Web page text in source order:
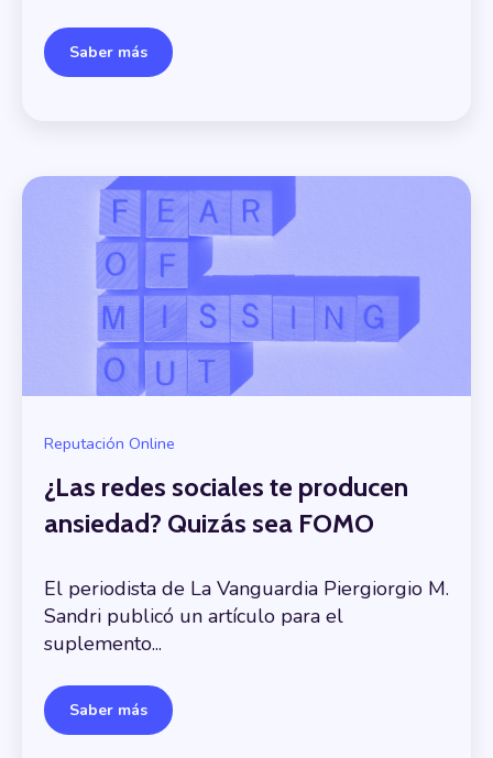
Saber más
Reputación Online
¿Las redes sociales te producen
ansiedad? Quizás sea FOMO
El periodista de La Vanguardia Piergiorgio M.
Sandri publicó un artículo para el
suplemento...
Saber más